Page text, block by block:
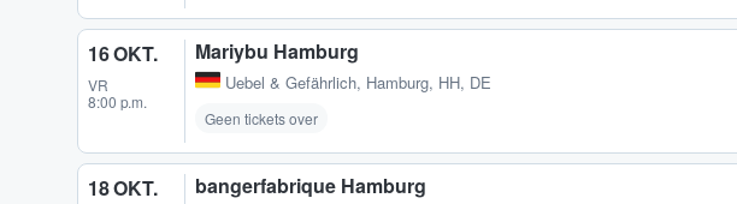
16 OKT.
VR
8:00 p.m.
Mariybu Hamburg
Uebel & Gefährlich, Hamburg, HH, DE
Geen tickets over
18 OKT. bangerfabrique Hamburg